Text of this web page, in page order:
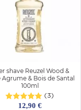
shave Reuzel Wood &
Agrume & Bois de Santal
100ml
(3)
12,90 €